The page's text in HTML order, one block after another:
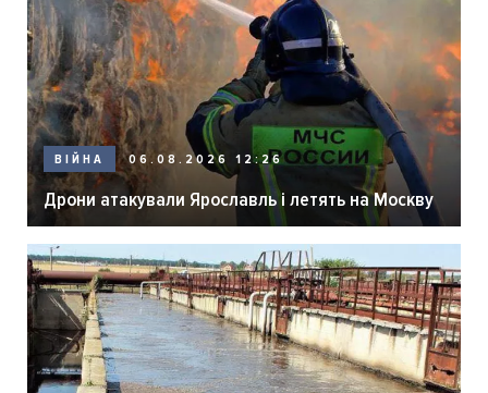
ВІЙНА 06.08.2026 12:26
Дрони атакували Ярославль і летять на Москву